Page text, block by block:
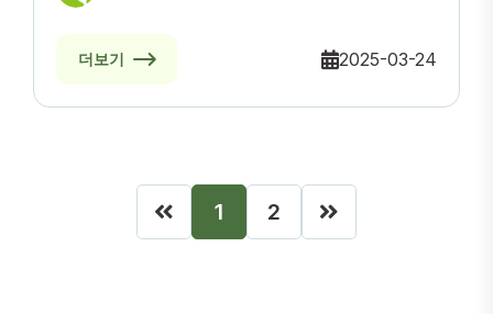
더보기 2025-03-24
1 2